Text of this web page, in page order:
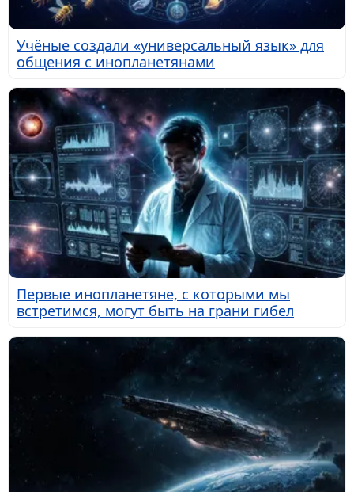
Учёные создали «универсальный язык» для
общения с инопланетянами
Первые инопланетяне, с которыми мы
встретимся, могут быть на грани гибел